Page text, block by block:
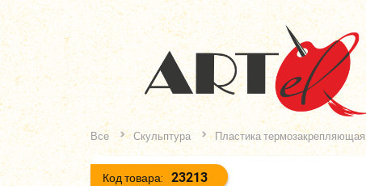
Все Скульптура Пластика термозакрепляющая
Код товара: 23213